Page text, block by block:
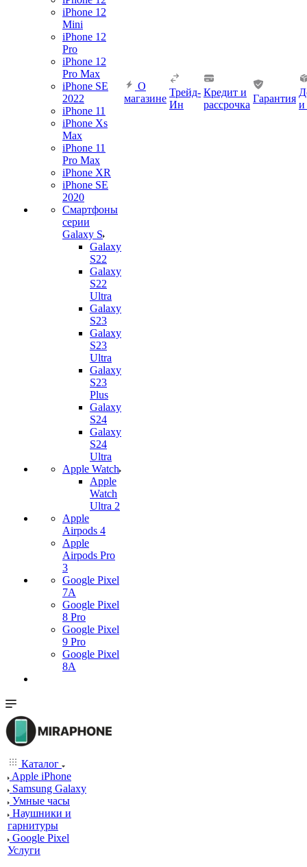
iPhone 12
Mini
iPhone 12
Pro
iPhone 12
Pro Max
iPhone SE
2022
iPhone 11
iPhone Xs
Max
iPhone 11
Pro Max
iPhone XR
iPhone SE
2020
Смартфоны
серии
Galaxy S
Galaxy
S22
Galaxy
S22
Ultra
Galaxy
S23
Galaxy
S23
Ultra
Galaxy
S23
Plus
Galaxy
S24
Galaxy
S24
Ultra
Apple Watch
Apple
Watch
Ultra 2
Apple
Airpods 4
Apple
Airpods Pro
3
Google Pixel
7А
Google Pixel
8 Pro
Google Pixel
9 Pro
Google Pixel
8A
О
магазине
Трейд-
Ин
Кредит и
рассрочка
Гарантия
и
Каталог
Apple iPhone
Samsung Galaxy
Умные часы
Наушники и
гарнитуры
Google Pixel
Услуги